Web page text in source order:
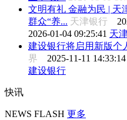
文明有礼 金融为民 | 天
群众“养... 天津银行
2026-01-04 09:25:41 天
建设银行将启用新版个
界 2025-11-11 14:33:14
建设银行
快讯
NEWS FLASH 更多